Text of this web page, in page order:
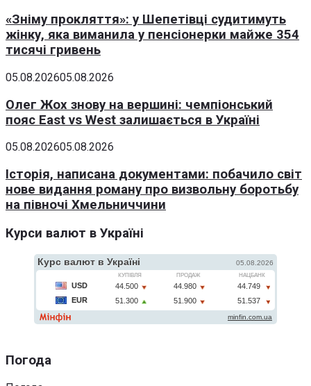
«Зніму прокляття»: у Шепетівці судитимуть
жінку, яка виманила у пенсіонерки майже 354
тисячі гривень
05.08.202605.08.2026
Олег Жох знову на вершині: чемпіонський
пояс East vs West залишається в Україні
05.08.202605.08.2026
Історія, написана документами: побачило світ
нове видання роману про визвольну боротьбу
на півночі Хмельниччини
Курси валют в Україні
Погода